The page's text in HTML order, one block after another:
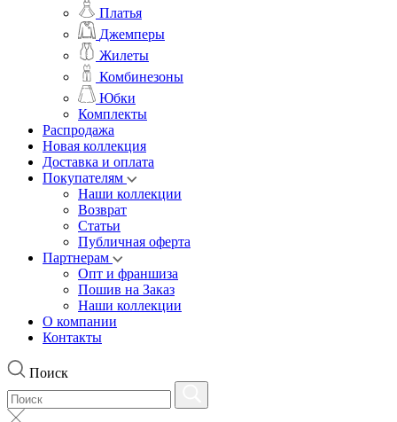
Платья
Джемперы
Жилеты
Комбинезоны
Юбки
Комплекты
Распродажа
Новая коллекция
Доставка и оплата
Покупателям
Наши коллекции
Возврат
Статьи
Публичная оферта
Партнерам
Опт и франшиза
Пошив на Заказ
Наши коллекции
О компании
Контакты
Поиск